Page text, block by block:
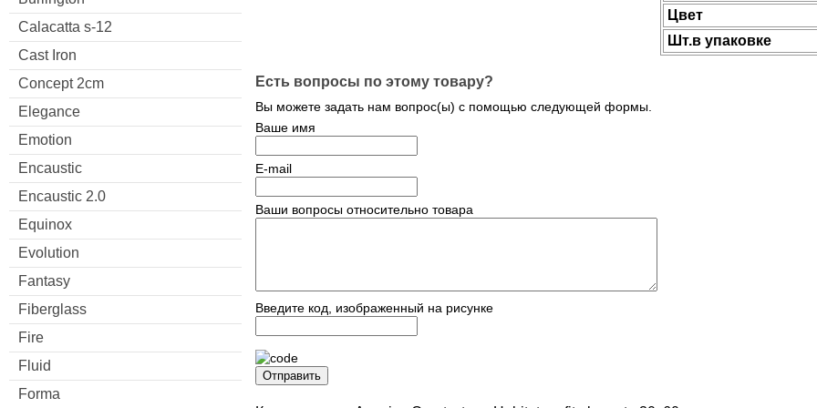
Calacatta s-12
Cast Iron
Concept 2cm
Elegance
Emotion
Encaustic
Encaustic 2.0
Equinox
Evolution
Fantasy
Fiberglass
Fire
Fluid
Forma
Цвет
Шт.в упаковке
Есть вопросы по этому товару?
Вы можете задать нам вопрос(ы) с помощью следующей формы.
Ваше имя
E-mail
Ваши вопросы относительно товара
Введите код, изображенный на рисунке
Отправить